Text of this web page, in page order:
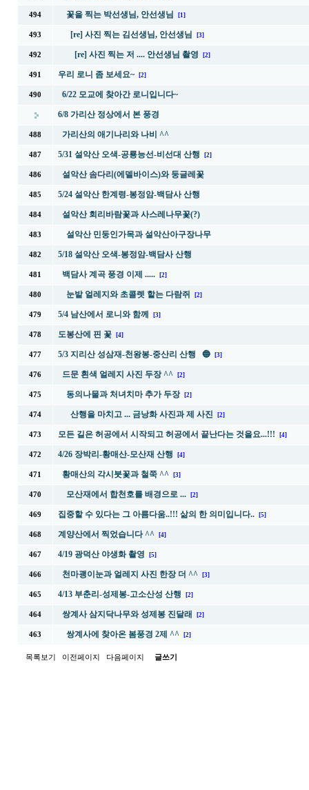
494 꽃을 찍는 박선생님, 안선생님 [1]
493 [re] 사진 찍는 김선생님, 안선생님 [3]
492 [re] 사진 찍는 저 .... 안선생님 촬영 [2]
491 우리 로니 좀 보세요~ [2]
490 6/22 모교에 찾아간 로니입니다~
6/8 가리산 정상에서 본 풍경
488 가리산의 애기나리와 나비 ^^
487 5/31 설악산 오색-공룡능선-비선대 산행 [2]
486 설악산 솜다리(에델바이스)와 둥글레꽃
485 5/24 설악산 한계령-봉정암-백담사 산행
484 설악산 회리바람꽃과 사스레나무꽃(?)
483 설악산 민둥인가목과 설악산아구장나무
482 5/18 설악산 오색-봉정암-백담사 산행
481 백담사 계곡 풍경 이제 ..... [2]
480 눈밭 얼레지와 초콜렛 핱는 다람쥐 [2]
479 5/4 남산에서 로니와 함께 [3]
478 도봉산에 핀 꽃 [4]
477 5/3 지리산 성삼재-천왕봉-중산리 산행 🔵 [3]
476 드문 흰색 얼레지 사진 두장 ^^ [2]
475 동의나물과 처녀치마 추가 두장 [2]
474 산행을 마치고 ... 금낭화 사진과 제 사진 [2]
473 모든 길은 허공에서 시작되고 허공에서 끝난다는 것을요...!!! [4]
472 4/26 장박리-황매산-모산재 산행 [4]
471 황매산의 각시붓꽃과 철쭉 ^^ [3]
470 모산재에서 합천호를 배경으로 ... [2]
469 집중할 수 있다는 그 아름다움..!!! 삶의 한 의미입니다.. [5]
468 계양산에서 찍었습니다 ^^ [4]
467 4/19 광덕산 야생화 촬영 [5]
466 천마괭이눈과 얼레지 사진 한장 더 ^^ [3]
465 4/13 부춘리-성제봉-고소산성 산행 [2]
464 쌍계사 삼지닥나무와 성제봉 진달래 [2]
463 쌍계사에 찾아온 봄풍경 2제 ^^ [2]
목록보기 이전페이지 다음페이지 글쓰기